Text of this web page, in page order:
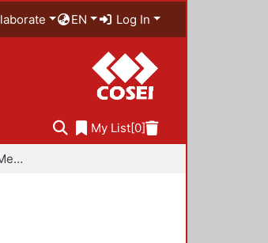
EN Log In
My List[0]
Maestría en Literatura Mexicana Contemporánea